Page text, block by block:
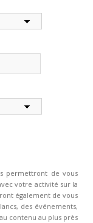
permettront de vous
votre activité sur la
également de vous
des événements,
contenu au plus près